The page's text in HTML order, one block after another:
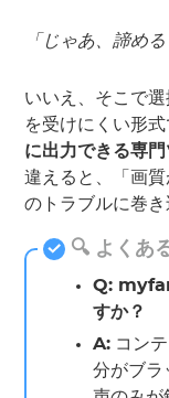
「じゃあ、諦め
いいえ、そこで
を受けにくい形式
に出力できる専
違えると、「画
のトラブルに巻き
🔍 よくあ
Q:
すか？
A: コン
分がブラ